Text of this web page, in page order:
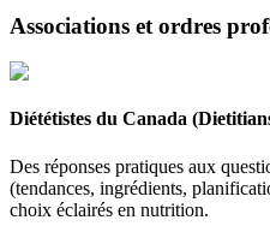
Associations et ordres
Diététistes du Canada
Des réponses pratiques aux
(tendances, ingrédients,
choix éclairés en nutrition.